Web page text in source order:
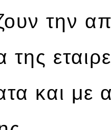
την
της
και με